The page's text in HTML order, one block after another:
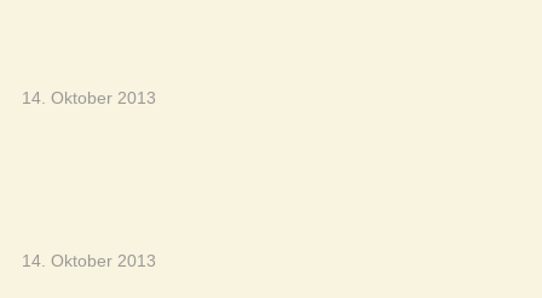
14. Oktober 2013
14. Oktober 2013